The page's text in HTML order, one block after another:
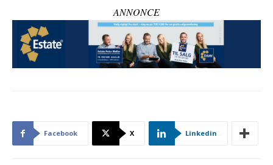
ANNONCE
Facebook X Linkedin